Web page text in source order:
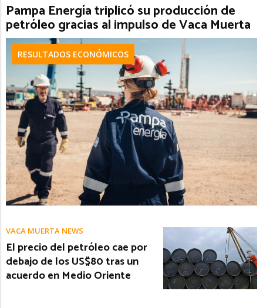
Pampa Energía triplicó su producción de
petróleo gracias al impulso de Vaca Muerta
RESULTADOS ECONÓMICOS
VACA MUERTA NEWS
El precio del petróleo cae por
debajo de los US$80 tras un
acuerdo en Medio Oriente